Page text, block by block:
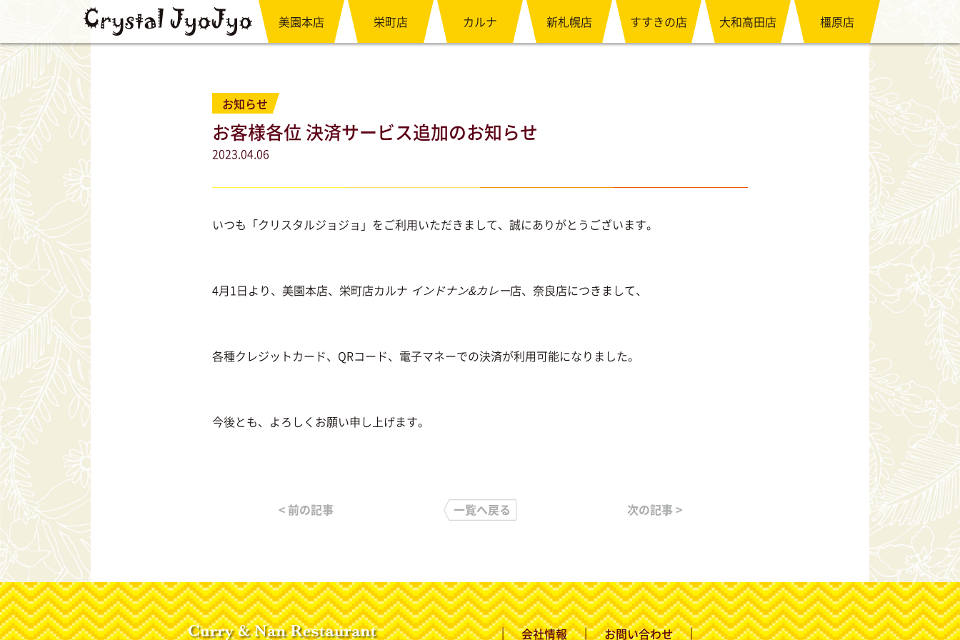
美園本店 栄町店 カルナ 新札幌店 すすきの店 大和高田店 橿原店
お知らせ
お客様各位 決済サービス追加のお知らせ
2023.04.06
いつも「クリスタルジョジョ」をご利用いただきまして、誠にありがとうございます。
4月1日より、美園本店、栄町店カルナ インドナン&カレー店、奈良店につきまして、
各種クレジットカード、QRコード、電子マネーでの決済が利用可能になりました。
今後とも、よろしくお願い申し上げます。
< 前の記事 一覧へ戻る 次の記事 >
会社情報 お問い合わせ